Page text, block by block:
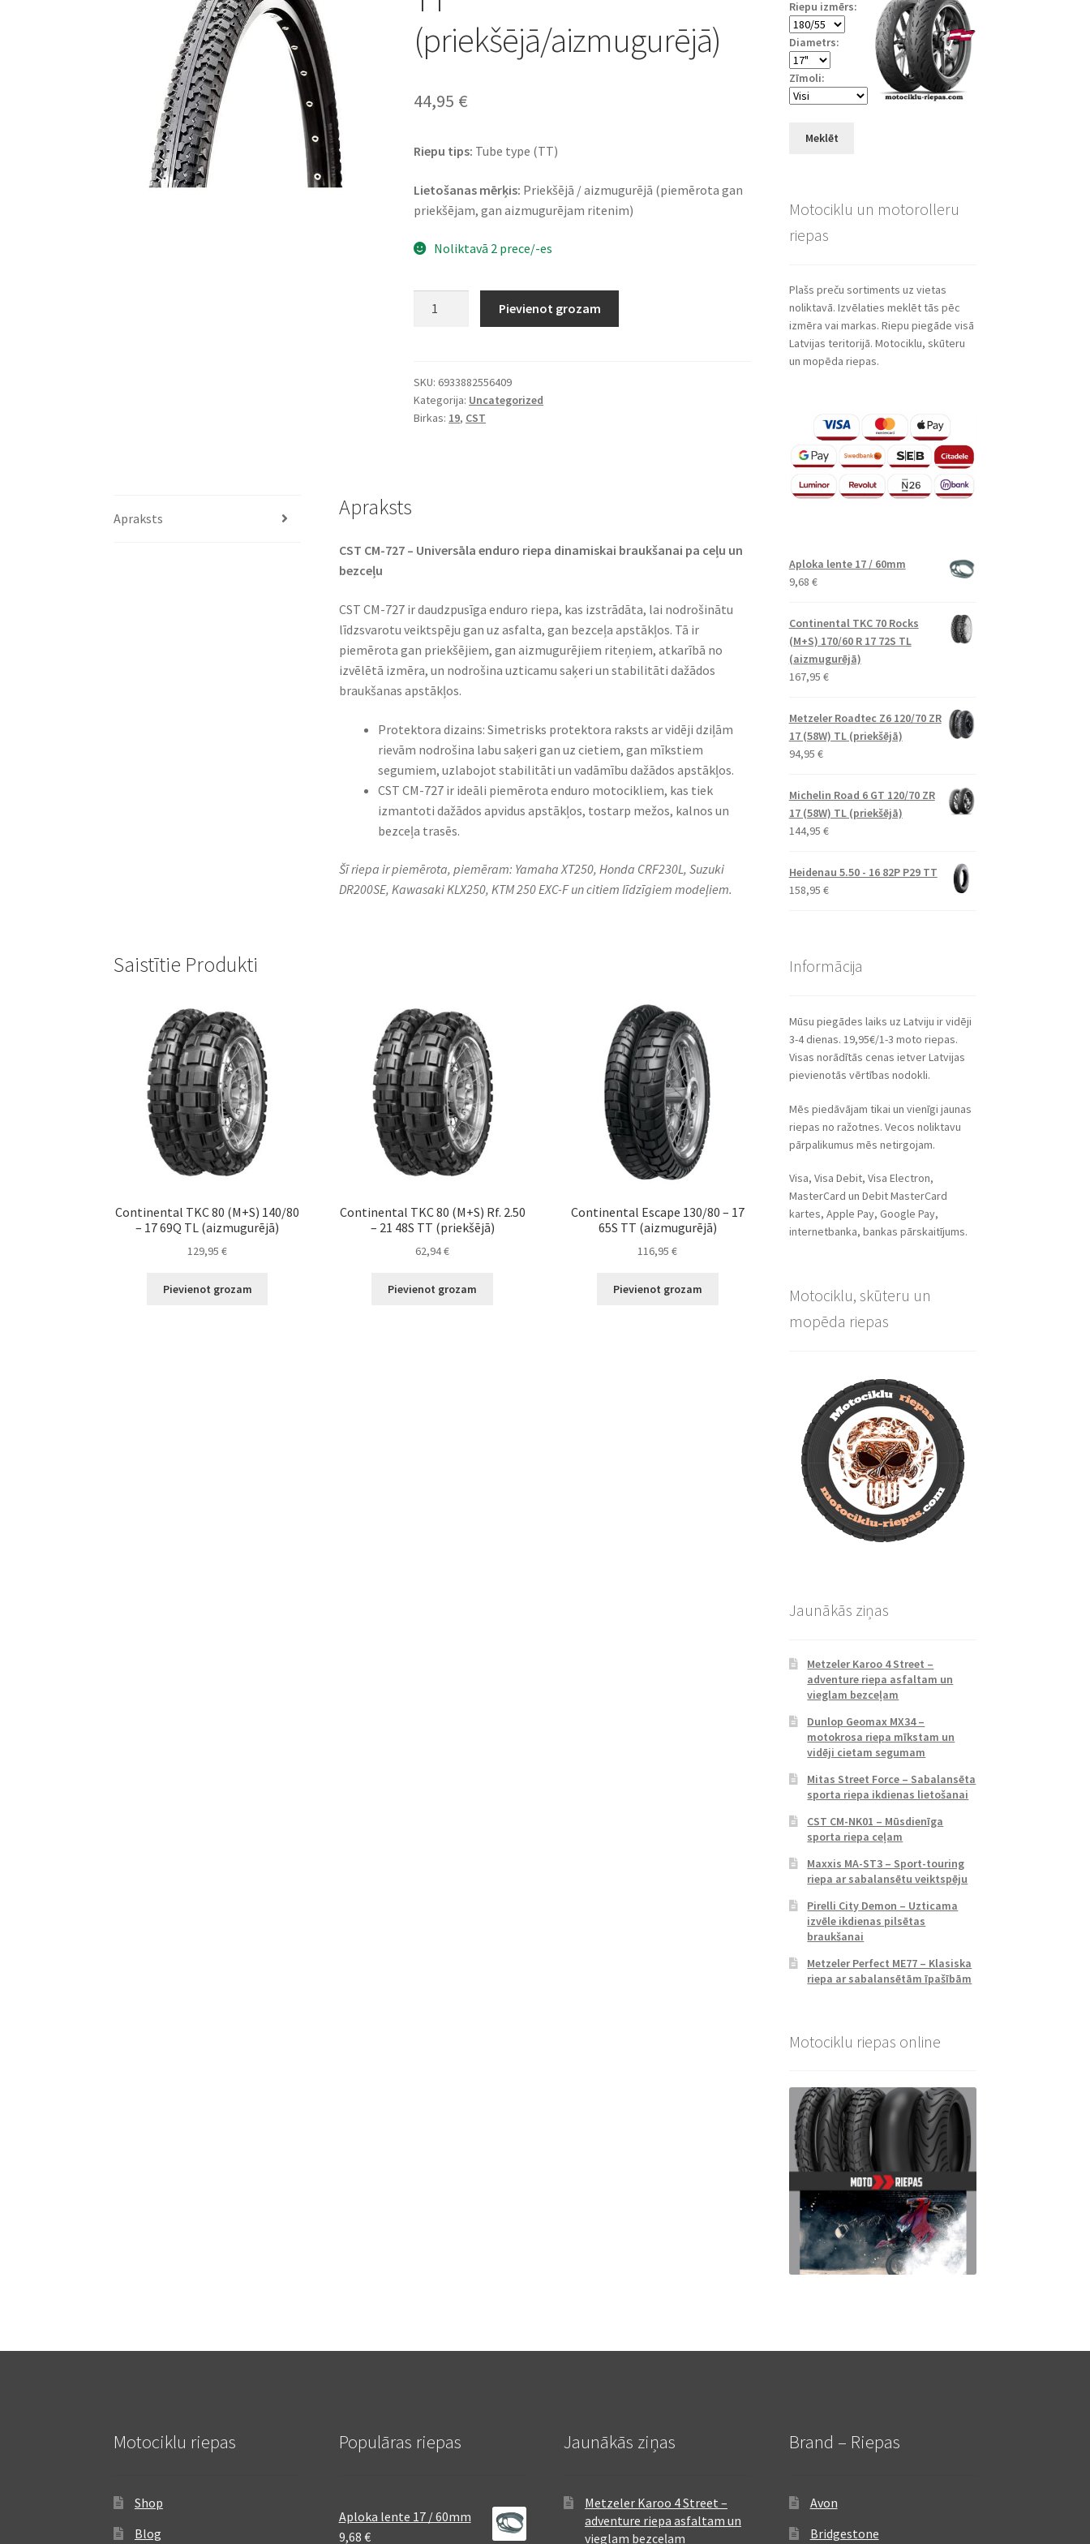
(priekšējā/aizmugurējā)
44,95 €
Riepu tips: Tube type (TT)
Lietošanas mērķis: Priekšējā / aizmugurējā (piemērota gan
priekšējam, gan aizmugurējam ritenim)
Noliktavā 2 prece/-es
-
19
41N
Pievienot grozam
SKU: 6933882556409
Kategorija: Uncategorized
Birkas: 19, CST
Apraksts Apraksts
CST CM-727 – Universāla enduro riepa dinamiskai braukšanai pa ceļu un
bezceļu
CST CM-727 ir daudzpusīga enduro riepa, kas izstrādāta, lai nodrošinātu
līdzsvarotu veiktspēju gan uz asfalta, gan bezceļa apstākļos. Tā ir
piemērota gan priekšējiem, gan aizmugurējiem riteņiem, atkarībā no
izvēlētā izmēra, un nodrošina uzticamu saķeri un stabilitāti dažādos
braukšanas apstākļos.
Protektora dizains: Simetrisks protektora raksts ar vidēji dziļām
rievām nodrošina labu saķeri gan uz cietiem, gan mīkstiem
segumiem, uzlabojot stabilitāti un vadāmību dažādos apstākļos.
CST CM-727 ir ideāli piemērota enduro motocikliem, kas tiek
izmantoti dažādos apvidus apstākļos, tostarp mežos, kalnos un
bezceļa trasēs.
Šī riepa ir piemērota, piemēram: Yamaha XT250, Honda CRF230L, Suzuki
DR200SE, Kawasaki KLX250, KTM 250 EXC-F un citiem līdzīgiem modeļiem.
Saistītie Produkti
Continental TKC 80 (M+S) 140/80
– 17 69Q TL (aizmugurējā)
129,95€
Pievienot grozam
Continental TKC 80 (M+S) Rf. 2.50
– 21 48S TT (priekšējā)
62,94€
Pievienot grozam
Continental Escape 130/80 – 17
65S TT (aizmugurējā)
116,95€
Pievienot grozam
Riepu izmērs:
Diametrs:
Zīmoli:
Meklēt
Motociklu un motorolleru
riepas
Plašs preču sortiments uz vietas
noliktavā. Izvēlaties meklēt tās pēc
izmēra vai markas. Riepu piegāde visā
Latvijas teritorijā. Motociklu, skūteru
un mopēda riepas.
Aploka lente 17 / 60mm
9,68 €
Continental TKC 70 Rocks
(M+S) 170/60 R 17 72S TL
(aizmugurējā)
167,95 €
Metzeler Roadtec Z6 120/70 ZR
17 (58W) TL (priekšējā)
94,95 €
Michelin Road 6 GT 120/70 ZR
17 (58W) TL (priekšējā)
144,95 €
Heidenau 5.50 - 16 82P P29 TT
158,95 €
Informācija
Mūsu piegādes laiks uz Latviju ir vidēji
3-4 dienas. 19,95€/1-3 moto riepas.
Visas norādītās cenas ietver Latvijas
pievienotās vērtības nodokli.
Mēs piedāvājam tikai un vienīgi jaunas
riepas no ražotnes. Vecos noliktavu
pārpalikumus mēs netirgojam.
Visa, Visa Debit, Visa Electron,
MasterCard un Debit MasterCard
kartes, Apple Pay, Google Pay,
internetbanka, bankas pārskaitījums.
Motociklu, skūteru un
mopēda riepas
Jaunākās ziņas
Metzeler Karoo 4 Street –
adventure riepa asfaltam un
vieglam bezceļam
Dunlop Geomax MX34 –
motokrosa riepa mīkstam un
vidēji cietam segumam
Mitas Street Force – Sabalansēta
sporta riepa ikdienas lietošanai
CST CM-NK01 – Mūsdienīga
sporta riepa ceļam
Maxxis MA-ST3 – Sport-touring
riepa ar sabalansētu veiktspēju
Pirelli City Demon – Uzticama
izvēle ikdienas pilsētas
braukšanai
Metzeler Perfect ME77 – Klasiska
riepa ar sabalansētām īpašībām
Motociklu riepas online
Motociklu riepas
Shop
Blog
Populāras riepas
Aploka lente 17 / 60mm
9,68 €
Jaunākās ziņas
Metzeler Karoo 4 Street –
adventure riepa asfaltam un
vieglam bezceļam
Brand – Riepas
Avon
Bridgestone